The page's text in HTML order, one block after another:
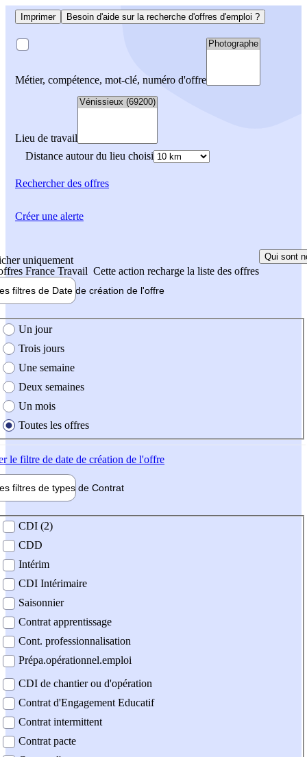
Imprimer Besoin d'aide sur la recherche d'offres d'emploi ?
Métier, compétence, mot-clé, numéro d'offre
Lieu de travail
Distance autour du lieu choisi
Rechercherdes offres
uniquement
France Travail Cette action recharge la liste des offres
Qui sont
filtres de Date de création de l'offre
création de l'offre
Un jour
Trois jours
Une semaine
Deux semaines
Un mois
Toutes les offres
le filtre de date de création de l'offre
filtres de types de Contrat
contrat
CDI (2)
CDD
Intérim
CDI Intérimaire
Saisonnier
Contrat apprentissage
Cont. professionnalisation
Prépa.opérationnel.emploi
CDI de chantier ou d'opération
Contrat d'Engagement Educatif
Contrat intermittent
Contrat pacte
Créer une alerte